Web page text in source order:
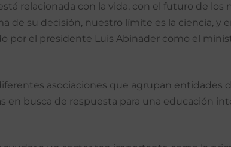
relacionada con la vida, con el futuro de los
de su decisión, nuestro límite es la ciencia, y
por el presidente Luis Abinader como el
asociaciones que agrupan entidades
en busca de respuesta para una educación